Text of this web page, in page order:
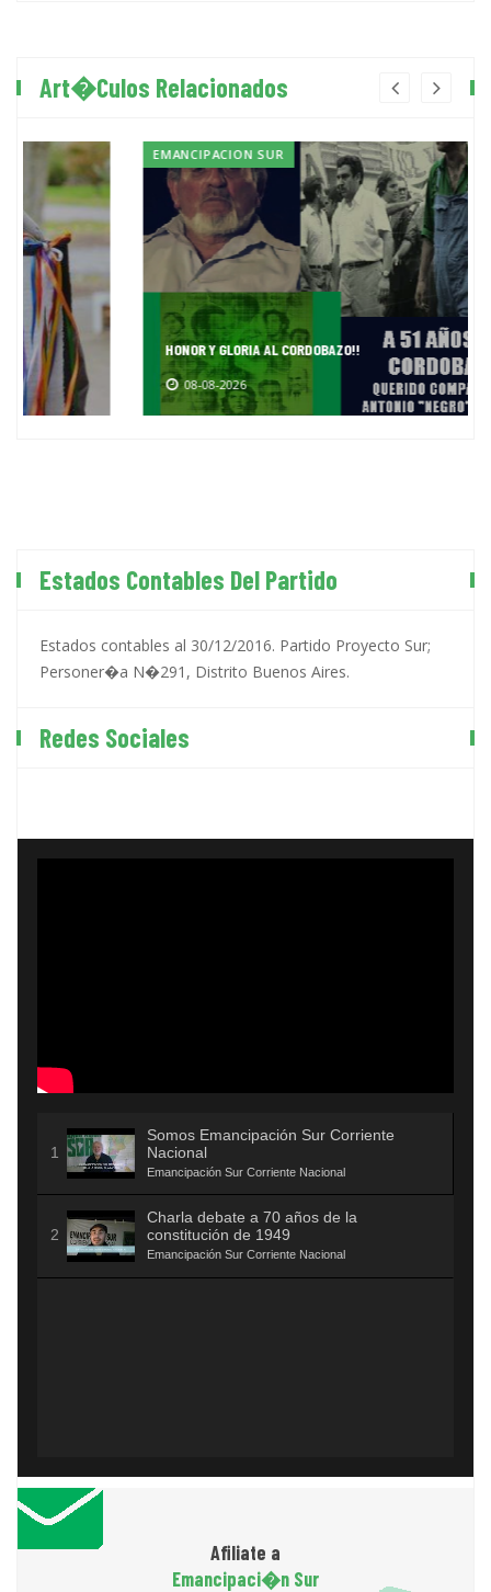
Art�culos Relacionados
EMANCIPACION SUR
HONOR Y GLORIA AL CORDOBAZO!!
08-08-2026
Estados Contables Del Partido
Estados contables al 30/12/2016. Partido Proyecto Sur;
Personer�a N�291, Distrito Buenos Aires.
Redes Sociales
Somos Emancipación Sur Corriente
Nacional
Emancipación Sur Corriente Nacional
Charla debate a 70 años de la
constitución de 1949
Emancipación Sur Corriente Nacional
Afiliate a
Emancipaci�n Sur